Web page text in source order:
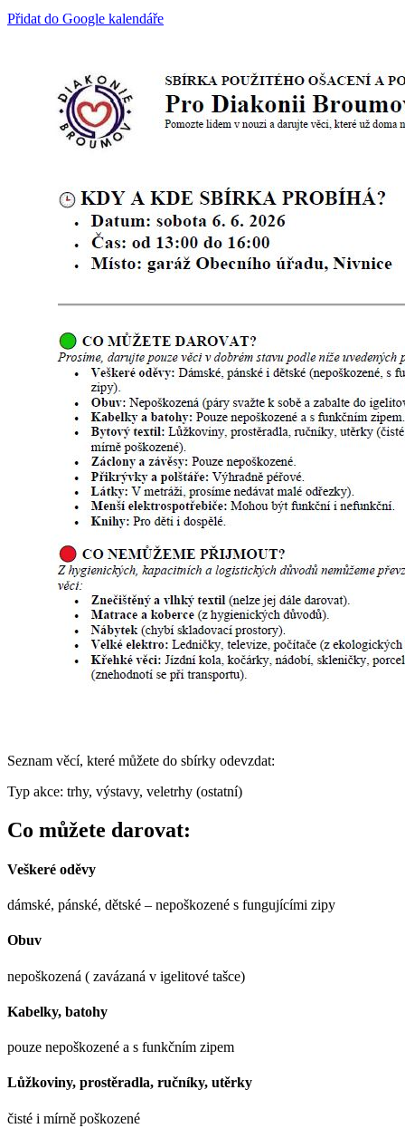
Přidat do Google kalendáře
Seznam věcí, které můžete do sbírky odevzdat:
Typ akce: trhy, výstavy, veletrhy (ostatní)
Co můžete darovat:
Veškeré oděvy
dámské, pánské, dětské – nepoškozené s fungujícími zipy
Obuv
nepoškozená ( zavázaná v igelitové tašce)
Kabelky, batohy
pouze nepoškozené a s funkčním zipem
Lůžkoviny, prostěradla, ručníky, utěrky
čisté i mírně poškozené